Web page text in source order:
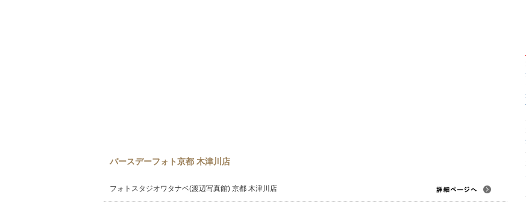
バースデーフォト京都 木津川店
フォトスタジオワタナベ(渡辺写真館) 京都 木津川店